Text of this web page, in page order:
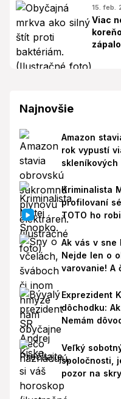
15. feb.
Viac
Najnovšie
Amazon
rok vypustí
skleníkových
Kriminalista
profilovaní
TOTO ho
Ak vás v sne
Nejde len o
varovanie! A
Exprezident
dôchodku:
Nemám
Veľký
spoločnosti,
pozor na